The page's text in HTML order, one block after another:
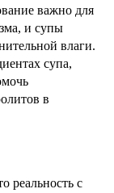
важно для
и супы
влаги.
супа,
в
реальность с